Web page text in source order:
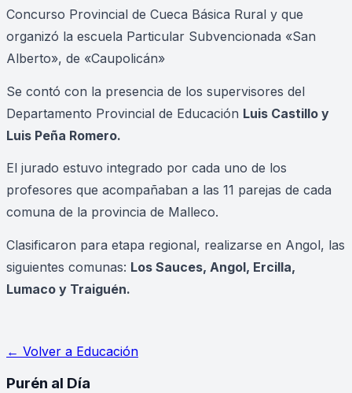
Concurso Provincial de Cueca Básica Rural y que
organizó la escuela Particular Subvencionada «San
Alberto», de «Caupolicán»
Se contó con la presencia de los supervisores del
Departamento Provincial de Educación Luis Castillo y
Luis Peña Romero.
El jurado estuvo integrado por cada uno de los
profesores que acompañaban a las 11 parejas de cada
comuna de la provincia de Malleco.
Clasificaron para etapa regional, realizarse en Angol, las
siguientes comunas: Los Sauces, Angol, Ercilla,
Lumaco y Traiguén.
← Volver a Educación
Purén al Día